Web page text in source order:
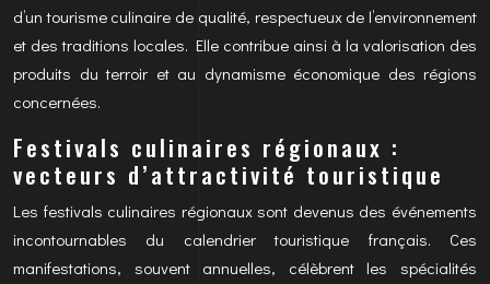
d’un tourisme culinaire de qualité, respectueux de l’environnement
et des traditions locales. Elle contribue ainsi à la valorisation des
produits du terroir et au dynamisme économique des régions
concernées.
Festivals culinaires régionaux :
vecteurs d’attractivité touristique
Les festivals culinaires régionaux sont devenus des événements
incontournables du calendrier touristique français. Ces
manifestations, souvent annuelles, célèbrent les spécialités